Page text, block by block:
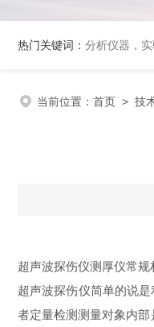
热门关键词： 分析仪器，
当前位置： 首页 > 技
超声波探伤仪测厚仪常规
超声波探伤仪简单的说
者定量检测测量对象内